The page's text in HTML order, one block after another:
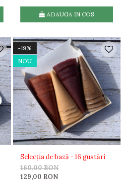
ADAUGA IN COS
-19%
NOU
Selecția de bază - 16 gustări
160,00 RON
129,00 RON